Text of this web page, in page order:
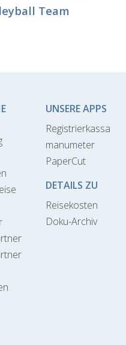
Team
UNSERE APPS
Registrierkassa
manumeter
PaperCut
DETAILS ZU
Reisekosten
Doku-Archiv